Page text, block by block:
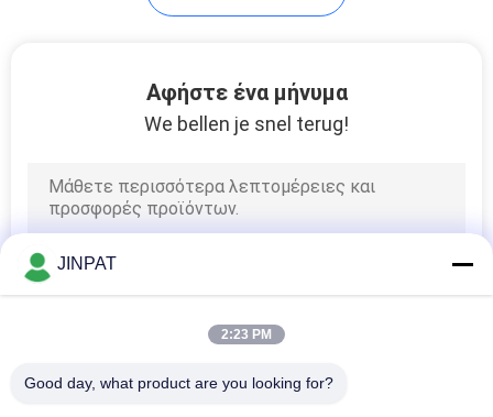
Αφήστε ένα μήνυμα
We bellen je snel terug!
JINPAT
2:23 PM
Good day, what product are you looking for?